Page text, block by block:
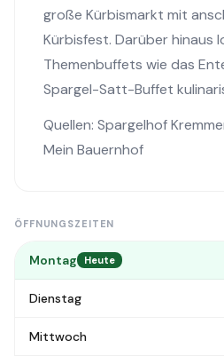
große Kürbismarkt mit
Kürbisfest. Darüber hinaus
Themenbuffets wie das
Spargel-Satt-Buffet
Quellen: Spargelhof
Mein Bauernhof
ÖFFNUNGSZEITEN
Montag Heute
Dienstag
Mittwoch